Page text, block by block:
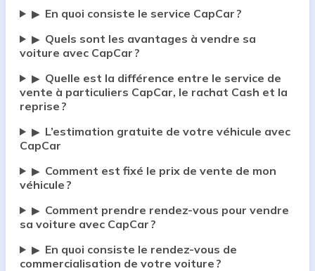
▶ En quoi consiste le service CapCar ?
▶ Quels sont les avantages à vendre sa
voiture avec CapCar ?
▶ Quelle est la différence entre le service de
vente à particuliers CapCar, le rachat Cash et la
reprise ?
▶ L’estimation gratuite de votre véhicule avec
CapCar
▶ Comment est fixé le prix de vente de mon
véhicule ?
▶ Comment prendre rendez-vous pour vendre
sa voiture avec CapCar ?
▶ En quoi consiste le rendez-vous de
commercialisation de votre voiture ?